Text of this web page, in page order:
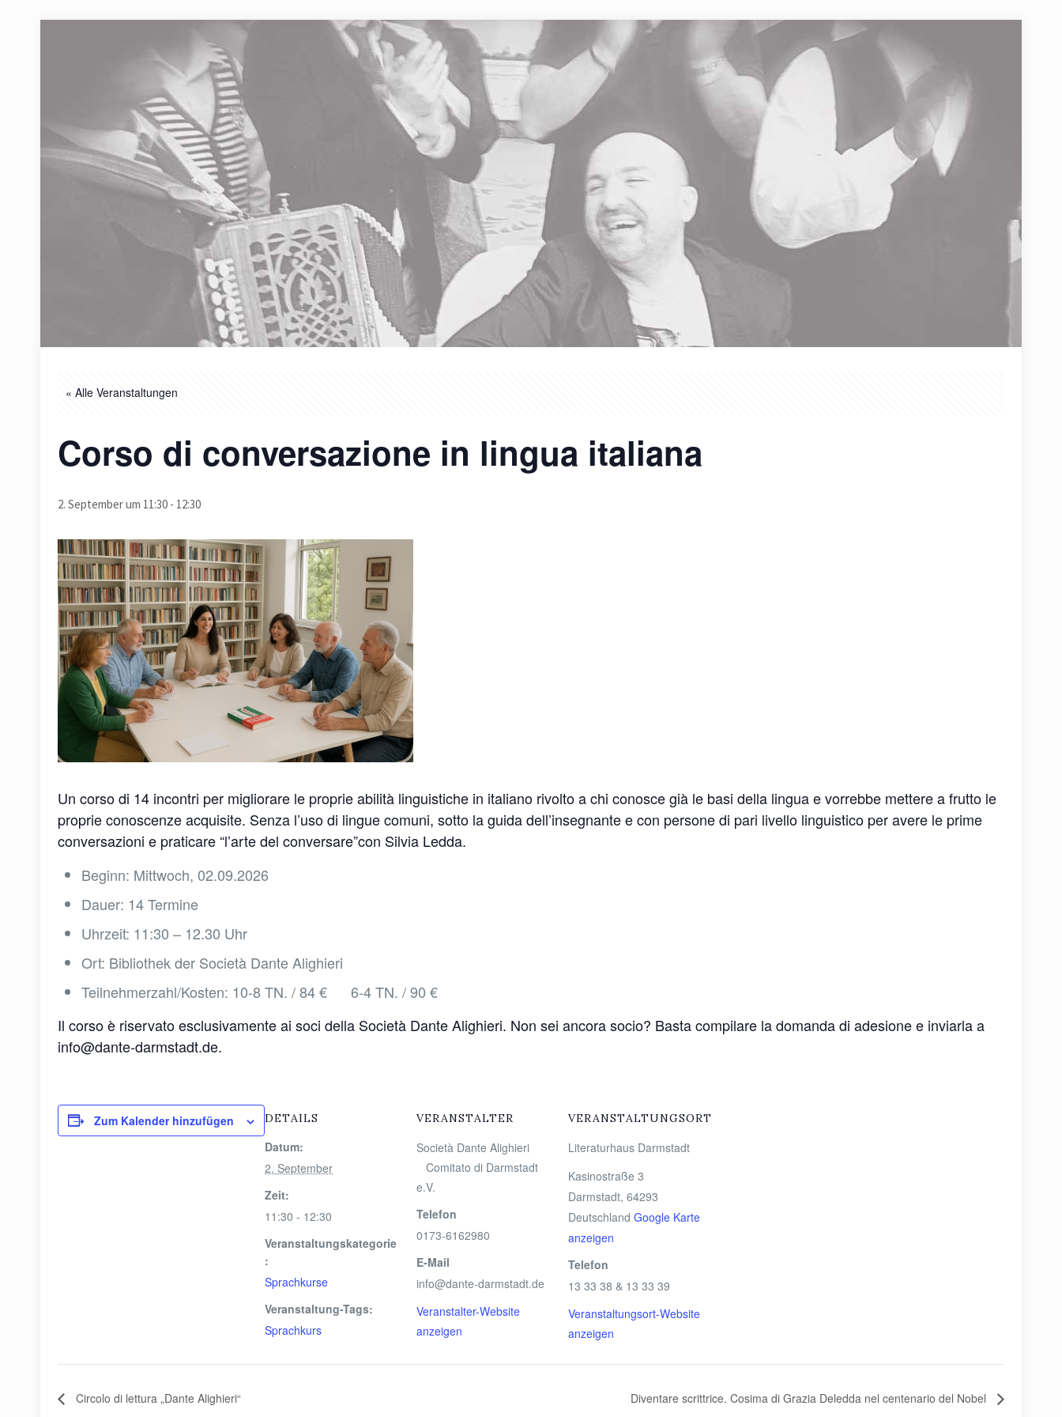
« Alle Veranstaltungen
Corso di conversazione in lingua italiana
2. September um 11:30 - 12:30
Un corso di 14 incontri per migliorare le proprie abilità linguistiche in italiano rivolto a chi conosce già le basi della lingua e vorrebbe mettere a frutto le
proprie conoscenze acquisite. Senza l’uso di lingue comuni, sotto la guida dell’insegnante e con persone di pari livello linguistico per avere le prime
conversazioni e praticare “l’arte del conversare”con Silvia Ledda.
Beginn: Mittwoch, 02.09.2026
Dauer: 14 Termine
Uhrzeit: 11:30 – 12.30 Uhr
Ort: Bibliothek der Società Dante Alighieri
Teilnehmerzahl/Kosten: 10-8 TN. / 84 € 6-4 TN. / 90 €
Il corso è riservato esclusivamente ai soci della Società Dante Alighieri. Non sei ancora socio? Basta compilare la domanda di adesione e inviarla a
info@dante-darmstadt.de.
Zum Kalender hinzufügen DETAILS
Datum:
2. September
Zeit:
11:30 - 12:30
Veranstaltungskategorie
:
Sprachkurse
Veranstaltung-Tags:
Sprachkurs
VERANSTALTER
Società Dante Alighieri
Comitato di Darmstadt
e.V.
Telefon
0173-6162980
E-Mail
info@dante-darmstadt.de
Veranstalter-Website
anzeigen
VERANSTALTUNGSORT
Literaturhaus Darmstadt
Kasinostraße 3
Darmstadt, 64293
Deutschland Google Karte
anzeigen
Telefon
13 33 38 & 13 33 39
Veranstaltungsort-Website
anzeigen
Circolo di lettura „Dante Alighieri“ Diventare scrittrice. Cosima di Grazia Deledda nel centenario del Nobel